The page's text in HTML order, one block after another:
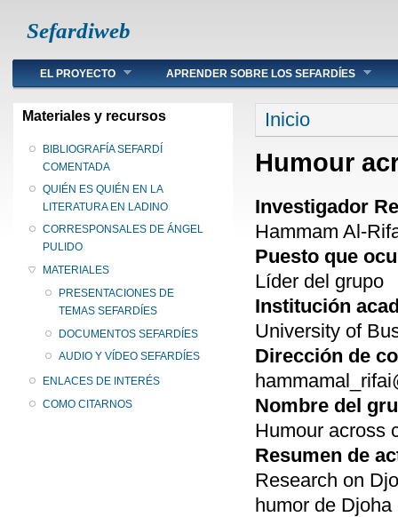
Sefardiweb
Main menu
EL PROYECTO APRENDER SOBRE LOS SEFARDÍES
Materiales y recursos
BIBLIOGRAFÍA SEFARDÍ
COMENTADA
QUIÉN ES QUIÉN EN LA
LITERATURA EN LADINO
CORRESPONSALES DE ÁNGEL
PULIDO
MATERIALES
PRESENTACIONES DE
TEMAS SEFARDÍES
DOCUMENTOS SEFARDÍES
AUDIO Y VÍDEO SEFARDÍES
ENLACES DE INTERÉS
COMO CITARNOS
Se encuentra
Inicio
Humour
Investigador
Hammam Al-
Puesto que
Líder del grupo
Institución
University of
Dirección de
Nombre del
Humour across
Resumen de
Research on
humor de